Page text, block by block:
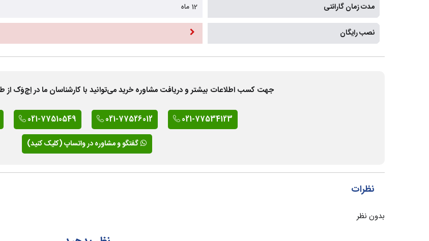
مدت زمان گارانتی 12 ماه
نصب رایگان
جهت کسب اطلاعات بیشتر و دریافت مشاوره خرید می‌توانید با کارشناسان ما در اِچ‌وَک از
021-77534123
021-77526012
021-77510549
گفتگو و مشاوره در واتساپ (کلیک کنید)
نظرات
بدون نظر